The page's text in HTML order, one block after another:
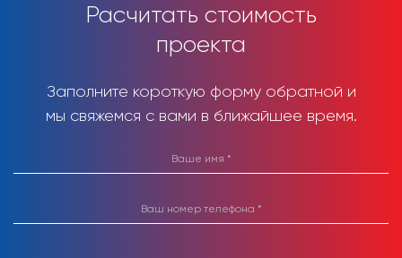
Расчитать стоимость
проекта
Заполните короткую форму обратной и
мы свяжемся с вами в ближайшее время.